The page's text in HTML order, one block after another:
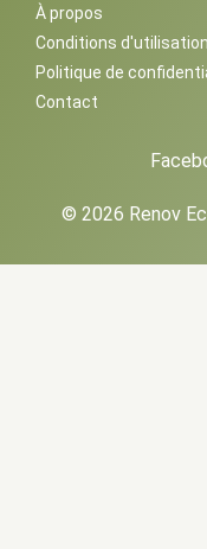
À propos
Conditions d'utilisation
Politique de
Contact
© 2026 Renov